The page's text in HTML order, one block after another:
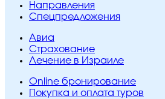
Направления
Спецпредложения
Авиа
Страхование
Лечение в Израиле
Online бронирование
Покупка и оплата туров